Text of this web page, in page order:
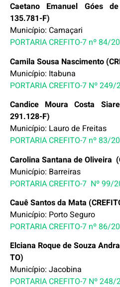
Caetano Emanuel Góes
135.781-F)
Município: Camaçari
PORTARIA CREFITO-7 nº 84/
Camila Sousa Nascimento
Município: Itabuna
PORTARIA CREFITO-7 Nº
Candice Moura Costa
291.128-F)
Município: Lauro de Freitas
PORTARIA CREFITO-7 nº 83/
Carolina Santana de Oliveira
Município: Barreiras
PORTARIA CREFITO-7 Nº 99/
Cauê Santos da Mata
Município: Porto Seguro
PORTARIA CREFITO-7 nº 86/
Elciana Roque de Souza
TO)
Município: Jacobina
PORTARIA CREFITO-7 Nº